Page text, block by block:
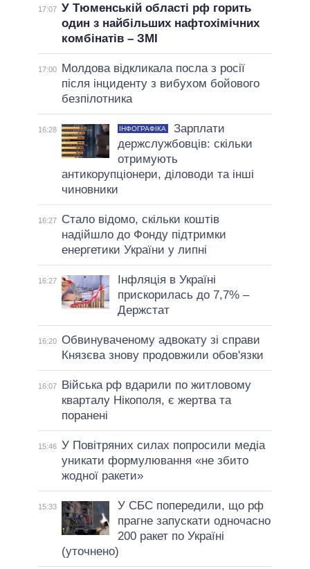
17:07 У Тюменській області рф горить
один з найбільших нафтохімічних
комбінатів – ЗМІ
17:00
Молдова відкликала посла з росії
після інциденту з вибухом бойового
безпілотника
16:28 ІНФОГРАФІКА
Зарплати
держслужбовців: скільки
отримують
антикорупціонери, діловоди та інші
чиновники
16:27
Стало відомо, скільки коштів
надійшло до Фонду підтримки
енергетики України у липні
16:27
Інфляція в Україні
прискорилась до 7,7% –
Держстат
16:20 Обвинуваченому адвокату зі справи
Князєва знову продовжили обов'язки
16:07
Війська рф вдарили по житловому
кварталу Нікополя, є жертва та
поранені
15:46 У Повітряних силах попросили медіа
уникати формулювання «не збито
жодної ракети»
15:33
У СБС попередили, що рф
прагне запускати одночасно
200 ракет по Україні
(уточнено)